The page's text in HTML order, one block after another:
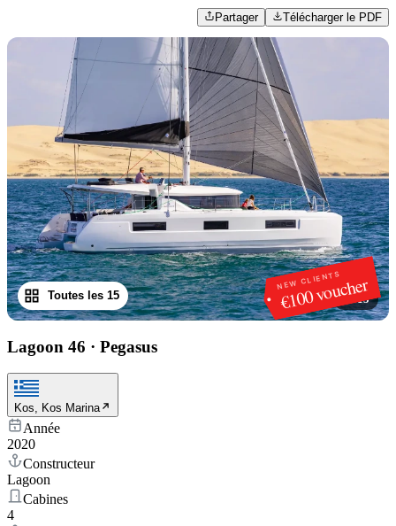
Partager Télécharger le PDF
NEW CLIENTS
€100 voucher
1/15
Toutes les 15
Lagoon 46 · Pegasus
Kos, Kos Marina
Année
2020
Constructeur
Lagoon
Cabines
4